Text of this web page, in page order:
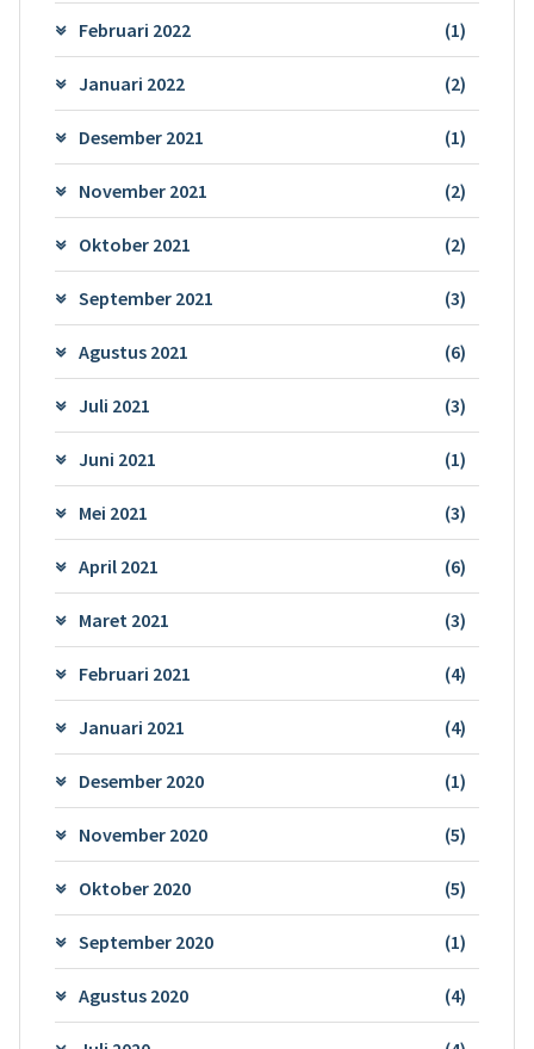
Februari 2022 (1)
Januari 2022 (2)
Desember 2021 (1)
November 2021 (2)
Oktober 2021 (2)
September 2021 (3)
Agustus 2021 (6)
Juli 2021 (3)
Juni 2021 (1)
Mei 2021 (3)
April 2021 (6)
Maret 2021 (3)
Februari 2021 (4)
Januari 2021 (4)
Desember 2020 (1)
November 2020 (5)
Oktober 2020 (5)
September 2020 (1)
Agustus 2020 (4)